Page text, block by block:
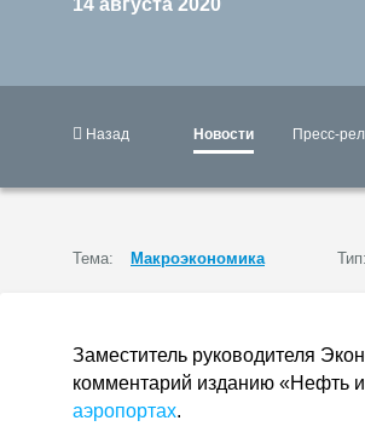
14 августа 2020
Назад Новости Пресс-
Тема: Макроэкономика Тип:
Заместитель руководителя
комментарий изданию «Нефть
аэропортах.